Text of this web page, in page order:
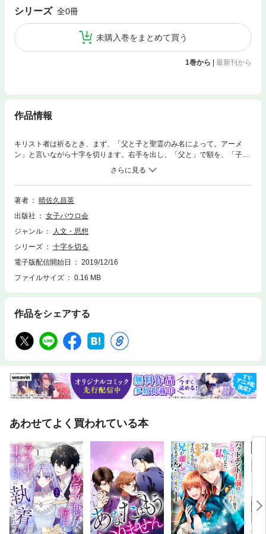
シリーズ 全0冊
未購入巻をまとめて買う
1巻から 最新刊から
作品情報
キリスト者は祈るとき、まず、「父と子と聖霊のみ名によって。アーメ
ン」と言いながら十字を切ります。右手を出し、「父と」で額を、「子
と」で胸を、「聖霊の」で左肩を、「み名によって」で右肩に触れ、「ア
ーメン」で胸の前で手をあわせます。さまざまな祈りのはじめと終わりに
必ず唱える十字の祈り。最も簡単で短い祈りですが、最も力強く、内容は
キリスト教の本質を表しています。「十字の祈りとは」「十字の切り方」
場面を説明します。晴佐久神父の導きにゆだねて、「十字の祈り」がもつ
神秘の世界に深く入っていきましょう。
著者
晴佐久昌英
出版社
女子パウロ会
ジャンル
人文・思想
シリーズ
十字を切る
電子版配信開始日
2019/12/16
ファイルサイズ
0.16 MB
作品をシェアする
あわせてよく買われている本